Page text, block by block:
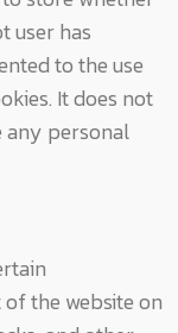
user has
to the use
It does not
any personal
the website on